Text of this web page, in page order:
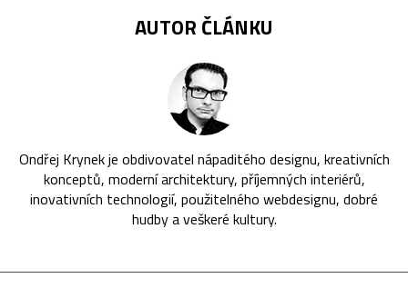
AUTOR ČLÁNKU
Ondřej Krynek je obdivovatel nápaditého designu, kreativních
konceptů, moderní architektury, příjemných interiérů,
inovativních technologií, použitelného webdesignu, dobré
hudby a veškeré kultury.